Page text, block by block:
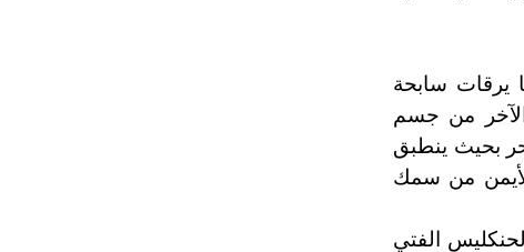
يرقات سابحة
الآخر من جسم
بحيث ينطبق
من سمك
الفتي